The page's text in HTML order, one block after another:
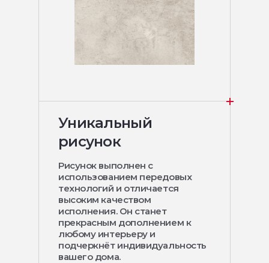
Уникальный
рисунок
Рисунок выполнен с
использованием передовых
технологий и отличается
высоким качеством
исполнения. Он станет
прекрасным дополнением к
любому интерьеру и
подчеркнёт индивидуальность
вашего дома.